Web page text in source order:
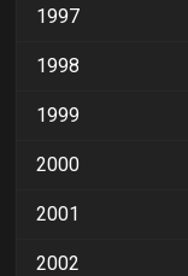
1997
1998
1999
2000
2001
2002